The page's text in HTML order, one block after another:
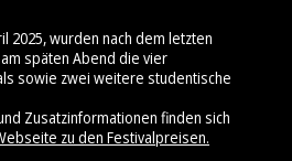
2025, wurden nach dem letzten
späten Abend die vier
sowie zwei weitere studentische
Zusatzinformationen finden sich
zu den Festivalpreisen.